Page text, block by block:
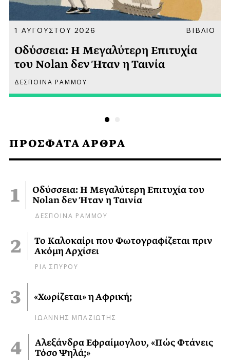
ΠΡΟΣΦΑΤΑ ΑΡΘΡΑ
Οδύσσεια: Η Μεγαλύτερη Επιτυχία του
Nolan δεν Ήταν η Ταινία
ΔΕΣΠΟΙΝΑ ΡΑΜΜΟΥ
Το Καλοκαίρι που Φωτογραφίζεται πριν
Ακόμη Αρχίσει
ΡΙΑ ΣΠΥΡΟΥ
«Χωρίζεται» η Αφρική;
ΙΩΑΝΝΗΣ ΜΠΑΖΙΩΤΗΣ
Αλεξάνδρα Εφραίμογλου, «Πώς Φτάνεις
Τόσο Ψηλά;»
1 ΑΥΓΟΥΣΤΟΥ 2026 ΒΙΒΛΙΟ
Οδύσσεια: Η Μεγαλύτερη Επιτυχία
του Nolan δεν Ήταν η Ταινία
ΔΕΣΠΟΙΝΑ ΡΑΜΜΟΥ